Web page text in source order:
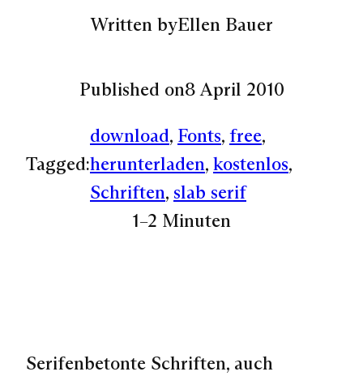
Written byEllen Bauer
Published on8 April 2010
Tagged:
download, Fonts, free
herunterladen, kostenlos
Schriften, slab serif
1–2 Minuten
Serifenbetonte Schriften, auch